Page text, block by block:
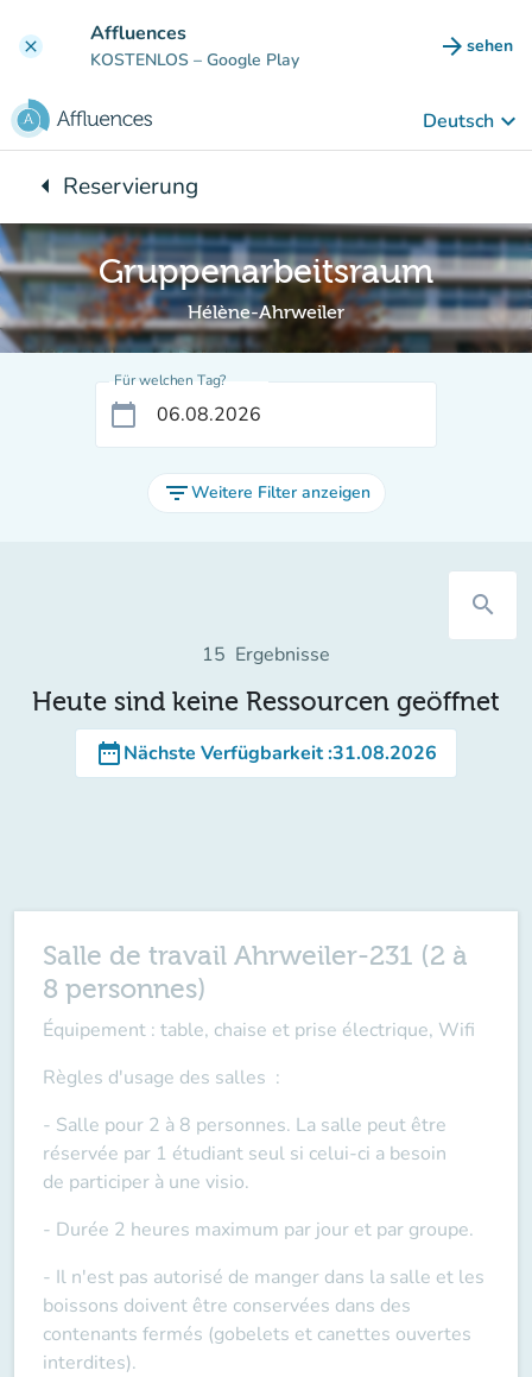
clear Affluences
KOSTENLOS – Google Play arrow_forward sehen
(new
Deutsch keyboard_arrow_down
arrow_leftZurück zu:
Reservierung
Gruppenarbeitsraum
Hélène-Ahrweiler
Für welchen Tag?
calendar_today
filter_listWeitere Filter anzeigen
search
15 Ergebnisse
Heute sind keine Ressourcen geöffnet
date_rangeNächste Verfügbarkeit:31.08.2026
Salle de travail Ahrweiler-231 (2 à
8 personnes)
Équipement : table, chaise et prise électrique, Wifi
Règles d'usage des salles :
- Salle pour 2 à 8 personnes. La salle peut être
réservée par 1 étudiant seul si celui-ci a besoin
de participer à une visio.
- Durée 2 heures maximum par jour et par groupe.
- Il n'est pas autorisé de manger dans la salle et les
boissons doivent être conservées dans des
contenants fermés (gobelets et canettes ouvertes
interdites).